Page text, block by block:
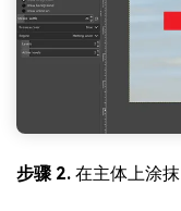
步骤 2. 在主体上涂抹